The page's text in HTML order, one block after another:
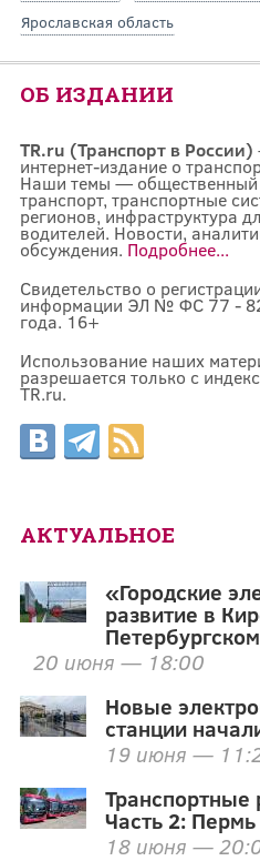
Ярославская область
ОБ ИЗДАНИИ
TR.ru (Транспорт в России)
интернет-издание о
Наши темы — общественный
транспорт, транспортные
регионов, инфраструктура
водителей. Новости,
обсуждения. Подробнее...
Свидетельство о
информации ЭЛ № ФС 77 -
года. 16+
Использование наших
разрешается только с
TR.ru.
АКТУАЛЬНОЕ
«Городские
развитие в
20 июня — 18:00
Новые
станции
19 июня —
Часть 2:
18 июня —